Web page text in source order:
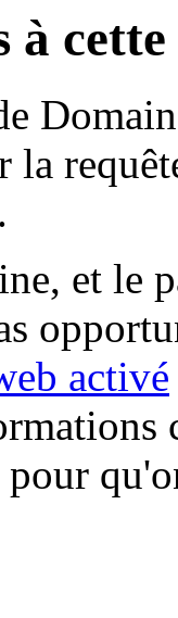
à
la
et le
activé